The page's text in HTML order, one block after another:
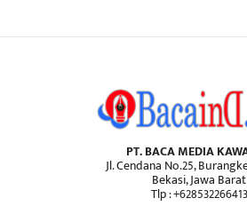
PT. BACA MEDIA
Jl. Cendana No.25,
Bekasi, Jawa Barat
Tlp : +628532266413